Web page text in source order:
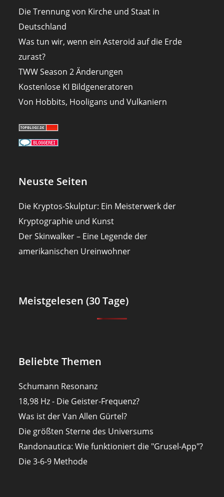
Die Trennung von Kirche und Staat in
Deutschland
Was tun wir, wenn ein Asteroid auf die Erde
zurast?
TWW Season 2 Änderungen
Kostenlose KI Bildgeneratoren
Von Hobbits, Hooligans und Vulkaniern
Neuste Seiten
Die Kryptos-Skulptur: Ein Meisterwerk der
Kryptographie und Kunst
Der Skinwalker – Eine Legende der
amerikanischen Ureinwohner
Meistgelesen (30 Tage)
Beliebte Themen
Schumann Resonanz
18,98 Hz - Die Geister-Frequenz?
Was ist der Van Allen Gürtel?
Die größten Sterne des Universums
Randonautica: Wie funktioniert die "Grusel-App"?
Die 3-6-9 Methode